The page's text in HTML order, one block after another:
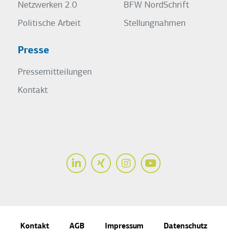
Netzwerken 2.0
Politische Arbeit
BFW NordSchrift
Stellungnahmen
Presse
Pressemitteilungen
Kontakt
LinkedInXing InstagramYoutube
Kontakt AGB Impressum Datenschutz